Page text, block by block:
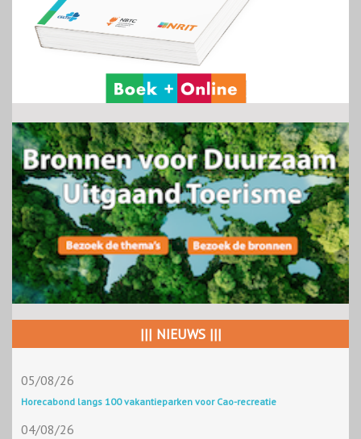
||| NIEUWS |||
05/08/26
Horecabond langs 100 vakantieparken voor Cao-recreatie
04/08/26